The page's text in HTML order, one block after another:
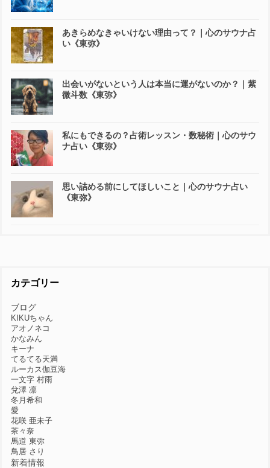
あきらめなきゃいけない理由って？｜心のサウナ占
い《東弥》
出会いがないという人は本当に運がないのか？｜紫
微斗数《東弥》
私にもできるの？占術レッスン・数秘術｜心のサウ
ナ占い《東弥》
思い詰める前にしてほしいこと｜心のサウナ占い
《東弥》
カテゴリー
ブログ
KIKUちゃん
アオノネコ
かなみん
キーナ
てるてる天満
ルーカス伽豆海
一文字 村雨
兌澤 凛
冬月希和
愛
花咲 亜未子
茶々奈
馬道 東弥
鳥居 さり
新着情報